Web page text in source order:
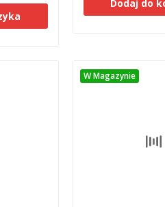
Dodaj do
W Magazynie